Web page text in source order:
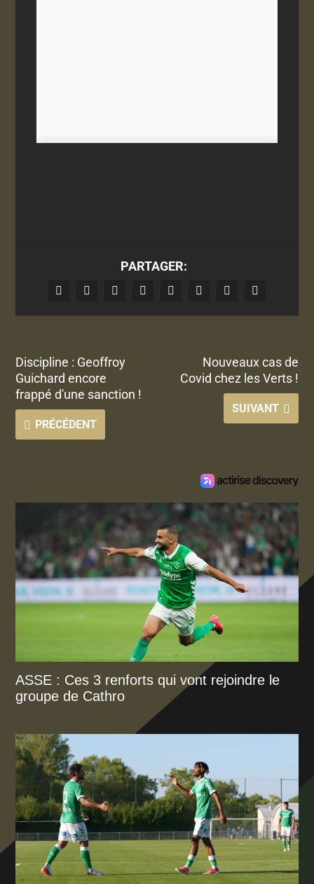
PARTAGER:
Discipline : Geoffroy
Guichard encore
frappé d'une sanction !
PRÉCÉDENT
Nouveaux cas de
Covid chez les Verts !
SUIVANT
ASSE : Ces 3 renforts qui vont rejoindre le
groupe de Cathro